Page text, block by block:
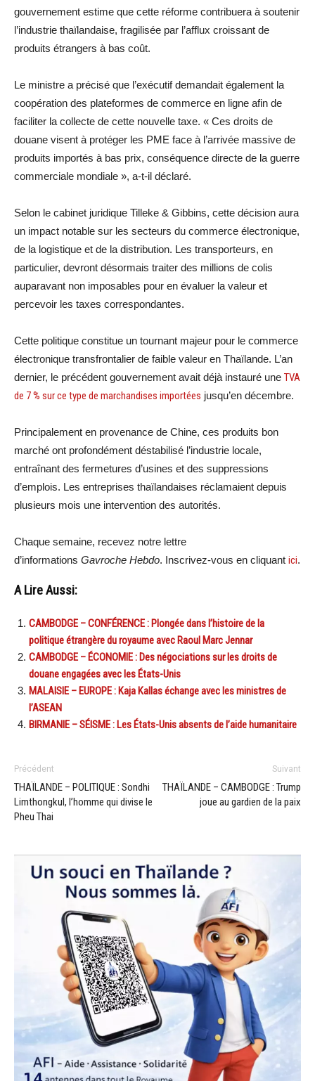
gouvernement estime que cette réforme contribuera à soutenir
l’industrie thaïlandaise, fragilisée par l’afflux croissant de
produits étrangers à bas coût.
Le ministre a précisé que l’exécutif demandait également la
coopération des plateformes de commerce en ligne afin de
faciliter la collecte de cette nouvelle taxe. « Ces droits de
douane visent à protéger les PME face à l’arrivée massive de
produits importés à bas prix, conséquence directe de la guerre
commerciale mondiale », a-t-il déclaré.
Selon le cabinet juridique Tilleke & Gibbins, cette décision aura
un impact notable sur les secteurs du commerce électronique,
de la logistique et de la distribution. Les transporteurs, en
particulier, devront désormais traiter des millions de colis
auparavant non imposables pour en évaluer la valeur et
percevoir les taxes correspondantes.
Cette politique constitue un tournant majeur pour le commerce
électronique transfrontalier de faible valeur en Thaïlande. L’an
dernier, le précédent gouvernement avait déjà instauré une TVA
de 7 % sur ce type de marchandises importées jusqu’en décembre.
Principalement en provenance de Chine, ces produits bon
marché ont profondément déstabilisé l’industrie locale,
entraînant des fermetures d’usines et des suppressions
d’emplois. Les entreprises thaïlandaises réclamaient depuis
plusieurs mois une intervention des autorités.
Chaque semaine, recevez notre lettre
d’informations Gavroche Hebdo. Inscrivez-vous en cliquant ici.
A Lire Aussi:
CAMBODGE – CONFÉRENCE : Plongée dans l’histoire de la
politique étrangère du royaume avec Raoul Marc Jennar
CAMBODGE – ÉCONOMIE : Des négociations sur les droits de
douane engagées avec les États-Unis
MALAISIE – EUROPE : Kaja Kallas échange avec les ministres de
l’ASEAN
BIRMANIE – SÉISME : Les États-Unis absents de l’aide humanitaire
Précédent
THAÏLANDE – POLITIQUE : Sondhi
Limthongkul, l’homme qui divise le
Pheu Thai
Suivant
THAÏLANDE – CAMBODGE : Trump
joue au gardien de la paix